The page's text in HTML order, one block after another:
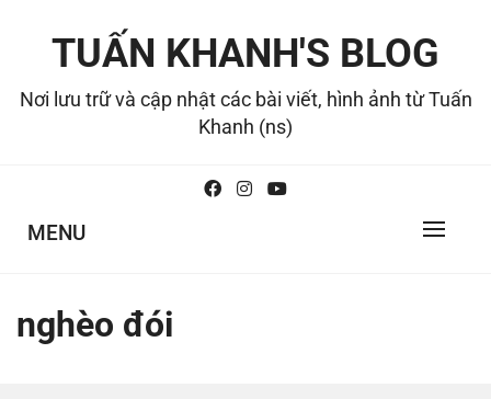
TUẤN KHANH'S BLOG
Nơi lưu trữ và cập nhật các bài viết, hình ảnh từ Tuấn
Khanh (ns)
MENU
nghèo đói